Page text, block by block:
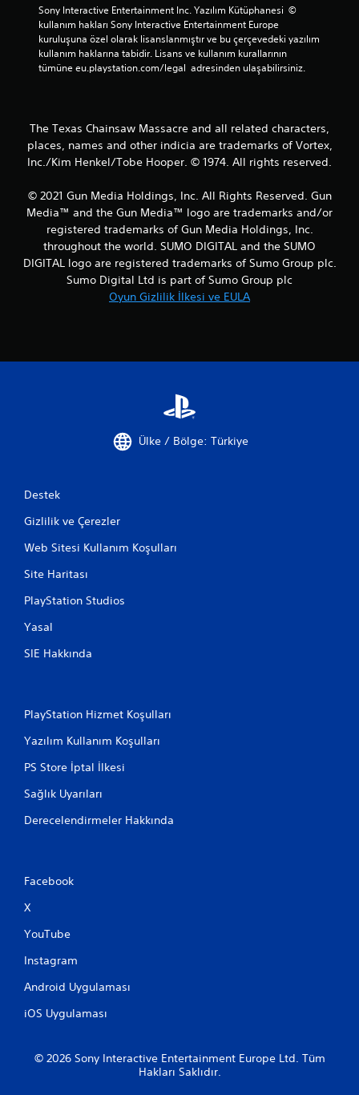
Sony Interactive Entertainment Inc. Yazılım Kütüphanesi  ©
kullanım hakları Sony Interactive Entertainment Europe
kuruluşuna özel olarak lisanslanmıştır ve bu çerçevedeki yazılım
kullanım haklarına tabidir. Lisans ve kullanım kurallarının
tümüne eu.playstation.com/legal  adresinden ulaşabilirsiniz.
The Texas Chainsaw Massacre and all related characters,
places, names and other indicia are trademarks of Vortex,
Inc./Kim Henkel/Tobe Hooper. © 1974. All rights reserved.
© 2021 Gun Media Holdings, Inc. All Rights Reserved. Gun
Media™ and the Gun Media™ logo are trademarks and/or
registered trademarks of Gun Media Holdings, Inc.
throughout the world. SUMO DIGITAL and the SUMO
DIGITAL logo are registered trademarks of Sumo Group plc.
Sumo Digital Ltd is part of Sumo Group plc
Oyun Gizlilik İlkesi ve EULA
Ülke / Bölge: Türkiye
Destek
Gizlilik ve Çerezler
Web Sitesi Kullanım Koşulları
Site Haritası
PlayStation Studios
Yasal
SIE Hakkında
PlayStation Hizmet Koşulları
Yazılım Kullanım Koşulları
PS Store İptal İlkesi
Sağlık Uyarıları
Derecelendirmeler Hakkında
Facebook
X
YouTube
Instagram
Android Uygulaması
iOS Uygulaması
© 2026 Sony Interactive Entertainment Europe Ltd. Tüm
Hakları Saklıdır.